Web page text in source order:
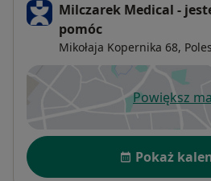
Milczarek Medical -
pomóc
Mikołaja Kopernika 68,
Powiększ
Dostępność
Pokaż